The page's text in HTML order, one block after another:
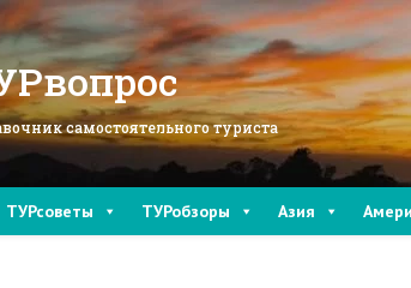
самостоятельного туриста
ТУРсоветы ТУРобзоры Азия